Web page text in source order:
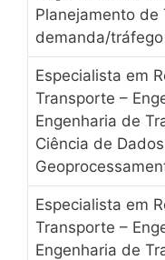
Planejamento de
demanda/tráfego
Especialista em
Transporte –
Engenharia de
Ciência de
Especialista em
Transporte –
Engenharia de